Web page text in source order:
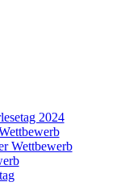
2024
Wettbewerb